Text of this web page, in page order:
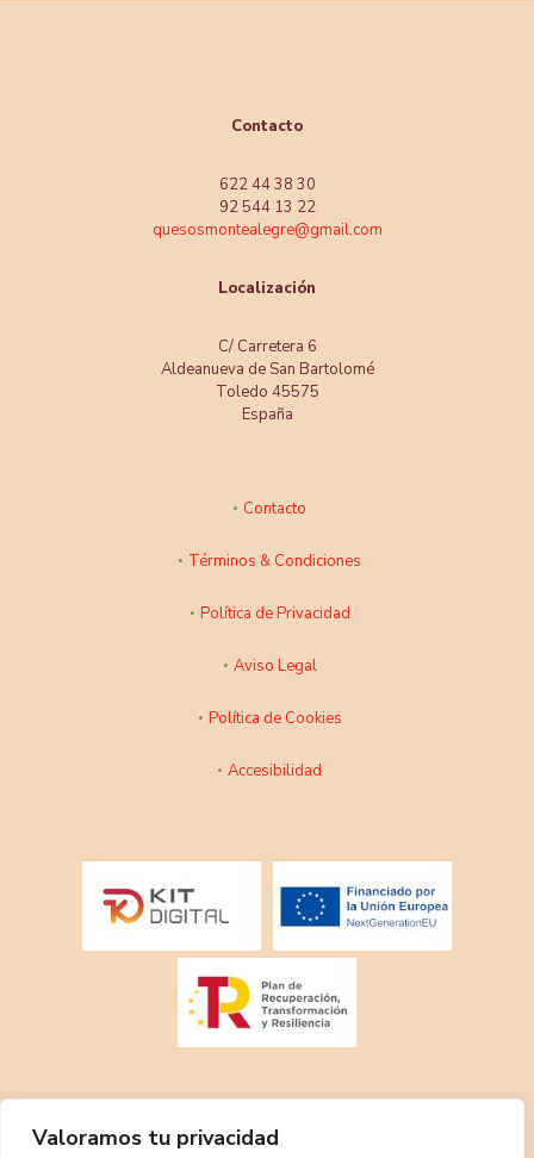
Valoramos tu privacidad
Contacto
622 44 38 30
92 544 13 22
quesosmontealegre@gmail.com
Localización
C/ Carretera 6
Aldeanueva de San Bartolomé
Toledo 45575
España
Contacto
Términos & Condiciones
Política de Privacidad
Aviso Legal
Política de Cookies
Accesibilidad